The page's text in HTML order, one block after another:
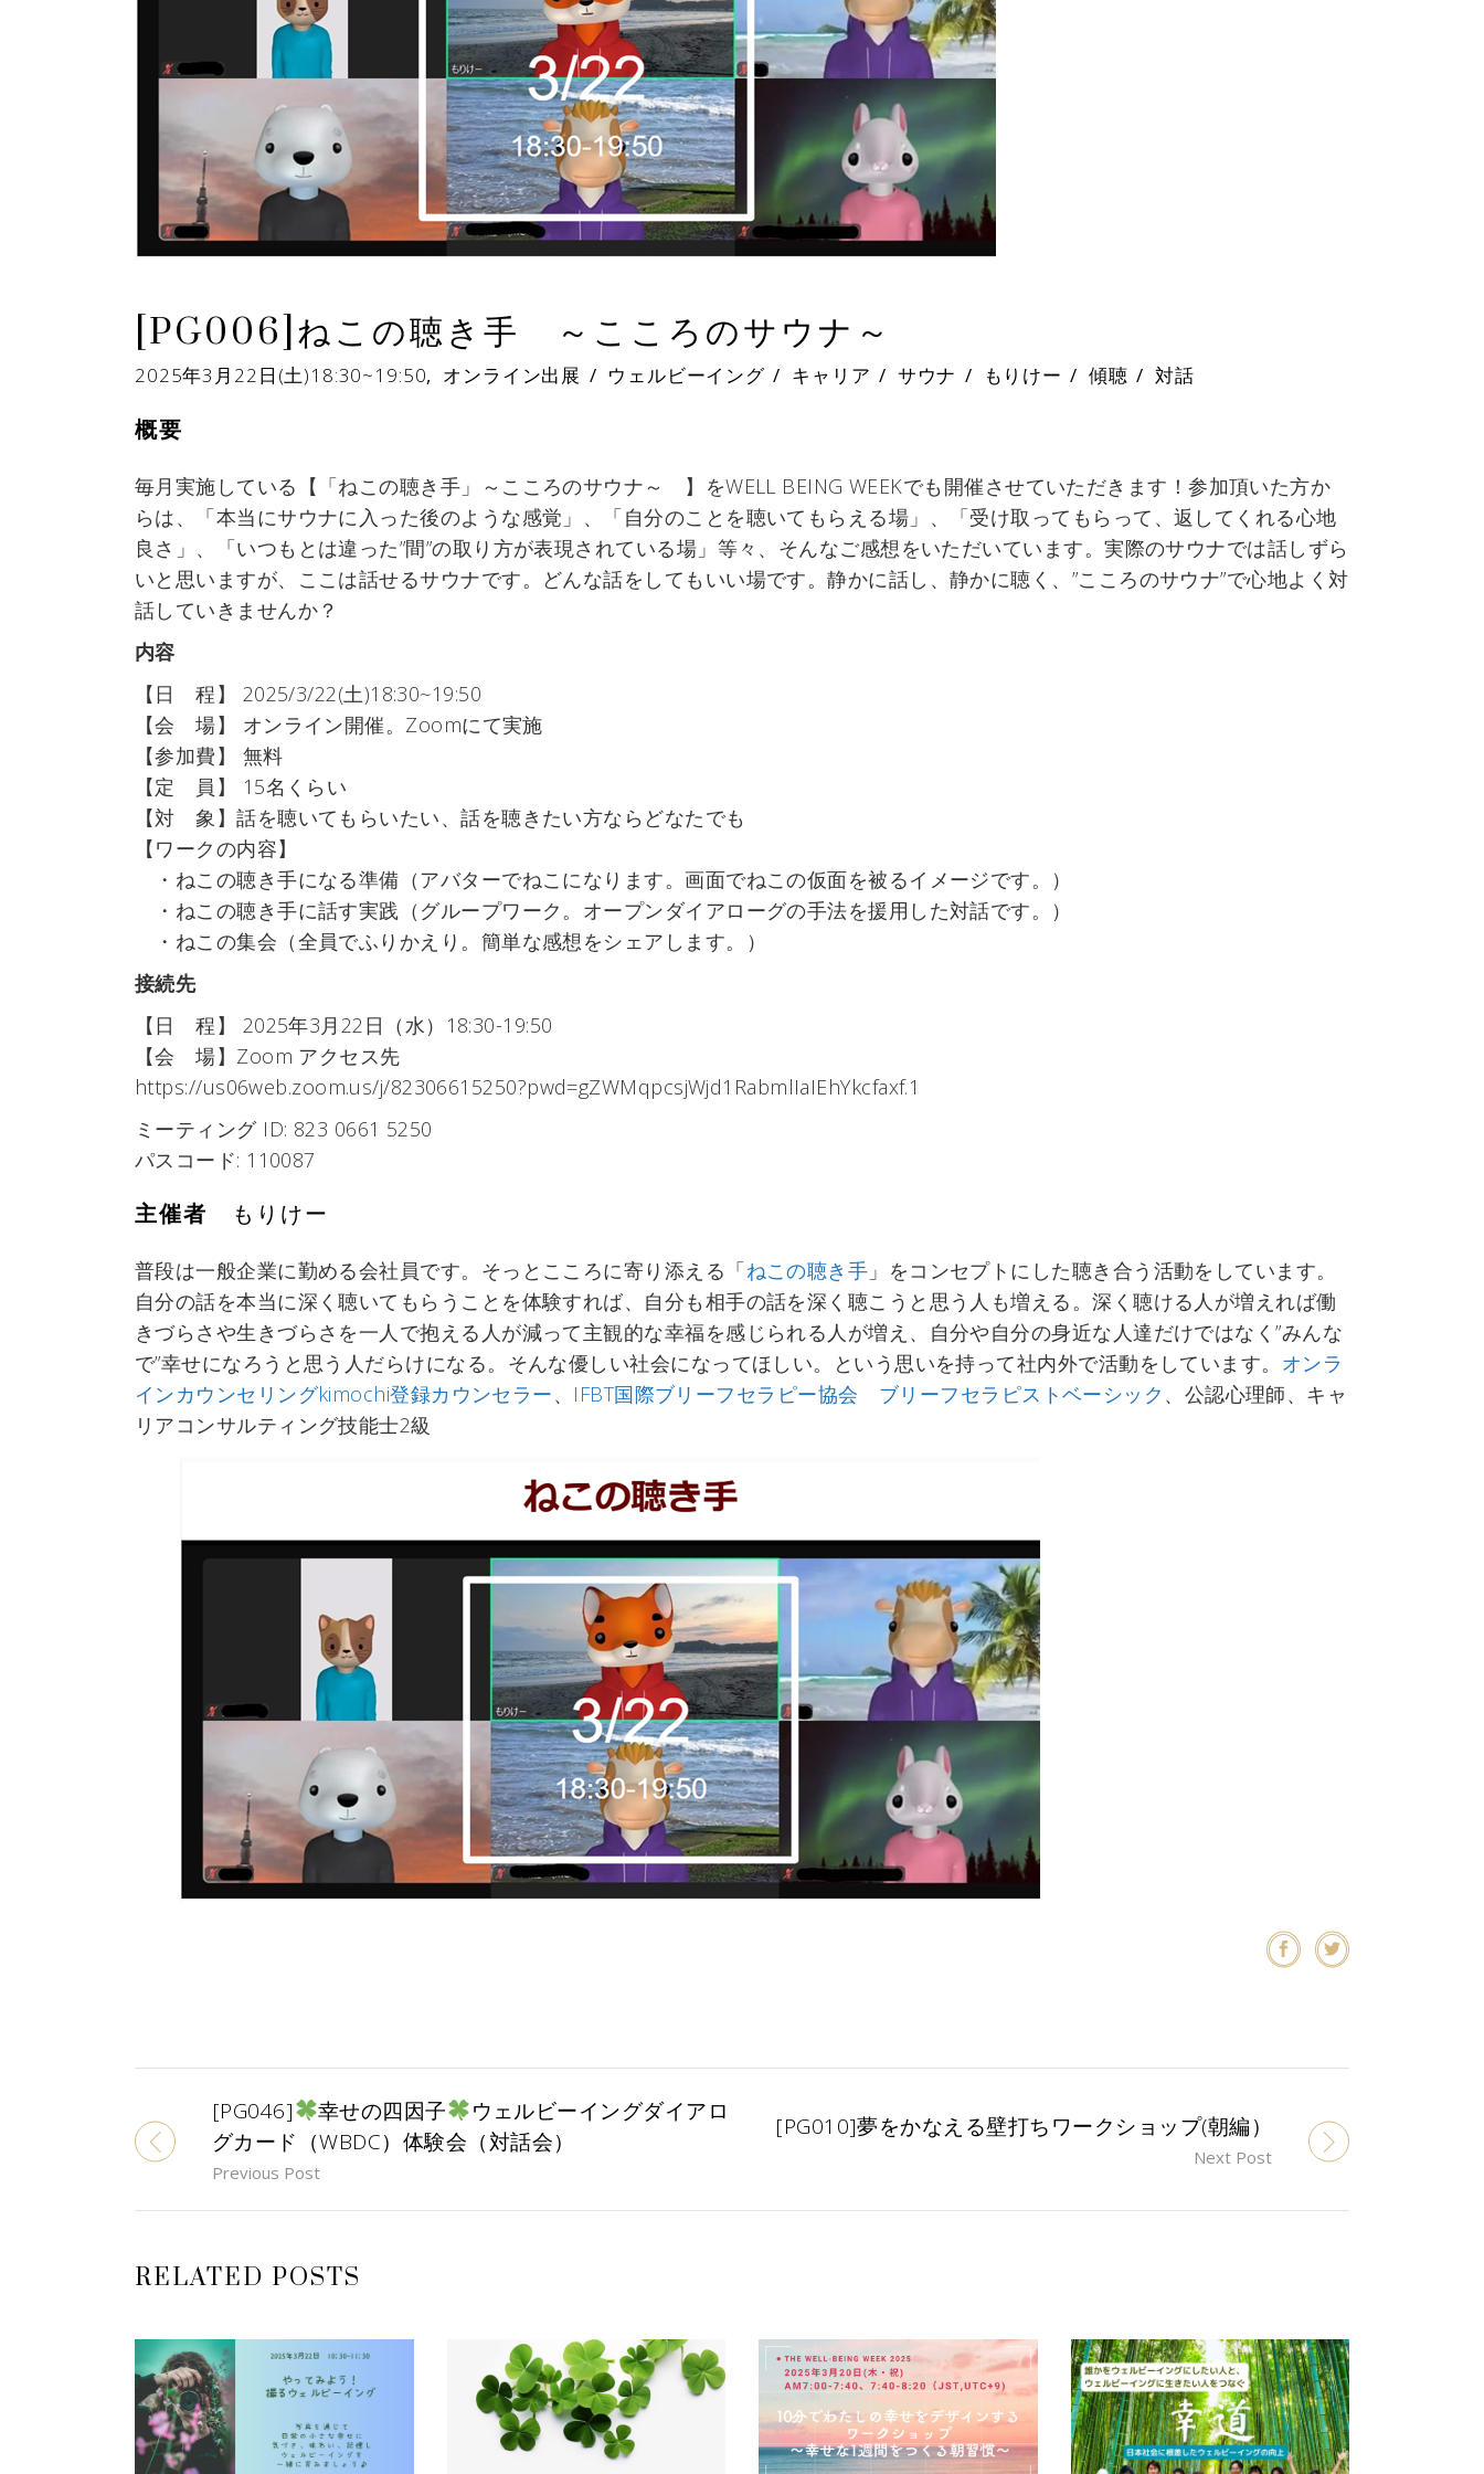
[PG006]ねこの聴き手 ～こころのサウナ～
2025年3月22日(土)18:30~19:50, オンライン出展 ウェルビーイング/ キャリア / サウナ / もりけー /傾聴 /対話
概要
毎月実施している【「ねこの聴き手」～こころのサウナ～ 】をWELL BEING WEEKでも開催させていただきます！参加頂いた方か
らは、「本当にサウナに入った後のような感覚」、「自分のことを聴いてもらえる場」、「受け取ってもらって、返してくれる心地
良さ」、「いつもとは違った”間”の取り方が表現されている場」等々、そんなご感想をいただいています。実際のサウナでは話しずら
いと思いますが、ここは話せるサウナです。どんな話をしてもいい場です。静かに話し、静かに聴く、”こころのサウナ”で心地よく対
話していきませんか？
内容
【日 程】 2025/3/22(土)18:30~19:50
【会 場】 オンライン開催。Zoomにて実施
【参加費】 無料
【定 員】 15名くらい
【対 象】話を聴いてもらいたい、話を聴きたい方ならどなたでも
【ワークの内容】
・ねこの聴き手になる準備（アバターでねこになります。画面でねこの仮面を被るイメージです。）
・ねこの聴き手に話す実践（グループワーク。オープンダイアローグの手法を援用した対話です。）
・ねこの集会（全員でふりかえり。簡単な感想をシェアします。）
接続先
【日 程】 2025年3月22日（水）18:30-19:50
【会 場】Zoom アクセス先
https://us06web.zoom.us/j/82306615250?pwd=gZWMqpcsjWjd1RabmlIaIEhYkcfaxf.1
ミーティング ID: 823 0661 5250
パスコード: 110087
主催者 もりけー
普段は一般企業に勤める会社員です。そっとこころに寄り添える「ねこの聴き手 」をコンセプトにした聴き合う活動をしています。
自分の話を本当に深く聴いてもらうことを体験すれば、自分も相手の話を深く聴こうと思う人も増える。深く聴ける人が増えれば働
きづらさや生きづらさを一人で抱える人が減って主観的な幸福を感じられる人が増え、自分や自分の身近な人達だけではなく”みんな
で”幸せになろうと思う人だらけになる。そんな優しい社会になってほしい。という思いを持って社内外で活動をしています。 オンラ
インカウンセリングkimochi登録カウンセラー、 IFBT国際ブリーフセラピー協会 ブリーフセラピストベーシック 、公認心理師、キャ
リアコンサルティング技能士2級
[PG046] 幸せの四因子
ウェルビーイングダイアロ
グカード（WBDC）体験会（対話会）
Previous Post
[PG010]夢をかなえる壁打ちワークショップ(朝編）
Next Post
RELATED POSTS